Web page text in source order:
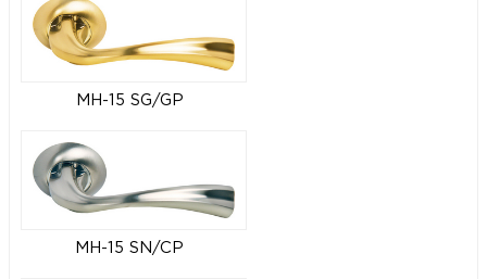
MH-15 SG/GP
MH-15 SN/CP